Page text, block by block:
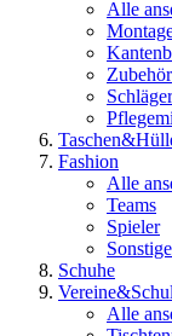
Alle
Zubehör
Fashion
Alle
Teams
Spieler
Schuhe
Alle